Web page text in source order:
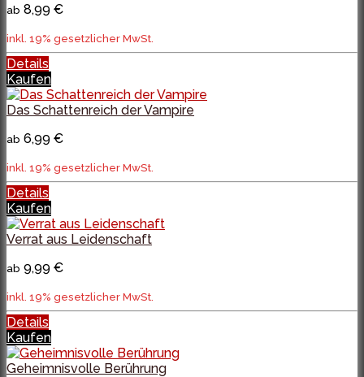
ab 8,99 €
inkl. 19% gesetzlicher MwSt.
Details
Kaufen
Das Schattenreich der Vampire
ab 6,99 €
inkl. 19% gesetzlicher MwSt.
Details
Kaufen
Verrat aus Leidenschaft
ab 9,99 €
inkl. 19% gesetzlicher MwSt.
Details
Kaufen
Geheimnisvolle Berührung